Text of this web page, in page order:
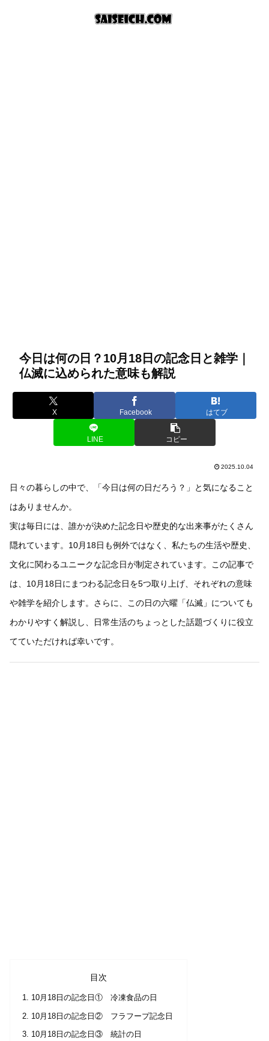
今日は何の日？10月18日の記念日と雑学｜
仏滅に込められた意味も解説
X Facebook はてブ
LINE コピー
2025.10.04
日々の暮らしの中で、「今日は何の日だろう？」と気になること
はありませんか。
実は毎日には、誰かが決めた記念日や歴史的な出来事がたくさん
隠れています。10月18日も例外ではなく、私たちの生活や歴史、
文化に関わるユニークな記念日が制定されています。この記事で
は、10月18日にまつわる記念日を5つ取り上げ、それぞれの意味
や雑学を紹介します。さらに、この日の六曜「仏滅」についても
わかりやすく解説し、日常生活のちょっとした話題づくりに役立
てていただければ幸いです。
目次
10月18日の記念日① 冷凍食品の日
10月18日の記念日② フラフープ記念日
10月18日の記念日③ 統計の日